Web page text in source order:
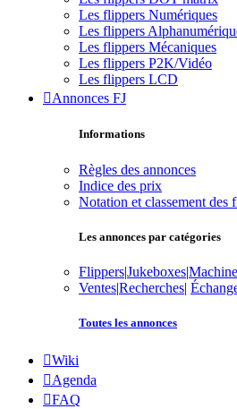
Les flippers Numériques
Les flippers
Les flippers Mécaniques
Les flippers P2K/Vidéo
Les flippers LCD
Annonces FJ
Informations
Règles des annonces
Indice des prix
Notation et classement des
Les annonces par catégories
Flippers|Jukeboxes|
Ventes|Recherches|
Toutes les annonces
Wiki
Agenda
FAQ